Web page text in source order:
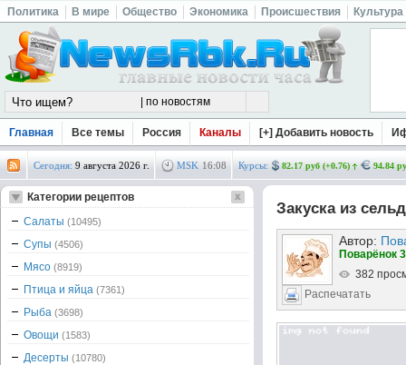
Политика В мире Общество Экономика Происшествия Культура
Главная Все темы Россия Каналы [+] Добавить новость
Сегодня: 9 августа 2026 г. MSK 16:08 Курсы: 82.17 руб (+0.76) 94.84
Закуска из
Автор:
Поварёнок
382
Распечатать
Категории рецептов
Салаты (10495)
Супы (4506)
Мясо (8919)
Птица и яйца (7361)
Рыба (3698)
Овощи (1583)
Десерты (10780)